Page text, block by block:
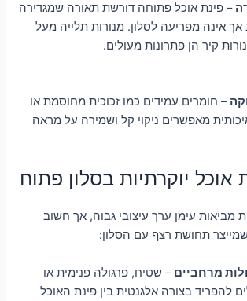
– פינת אוכל פתוחה דורשת תאורה שמגדירה
אינה מפריעה לסלון. מנורות תלייה מעל
קיר הן פתרונות מעולים.
– חומרים עמידים כמו זכוכית מחוסמת או
מאפשרים ניקוי קל ושמירה על מראה
אוכל יוקרתיות בסלון פתוח
מביאות עימן ערך עיצובי גבוה, אך חשוב
תחושת רצף עם הסלון:
מרחביים – שטיח, פרגולה פנימית או
להפריד בצורה אלגנטית בין פינת האוכל